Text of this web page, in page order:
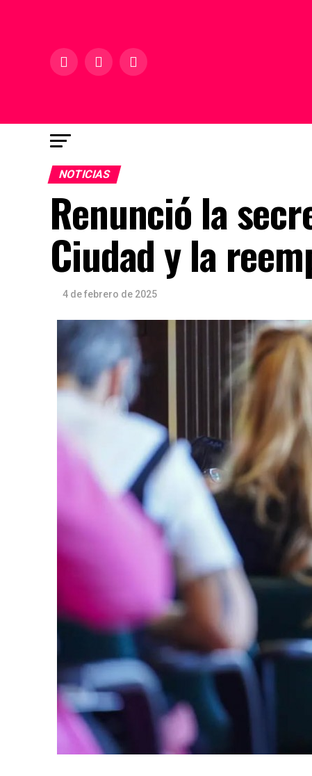
NOTICIAS
Renunció la
Ciudad y la
4 de febrero de 2025